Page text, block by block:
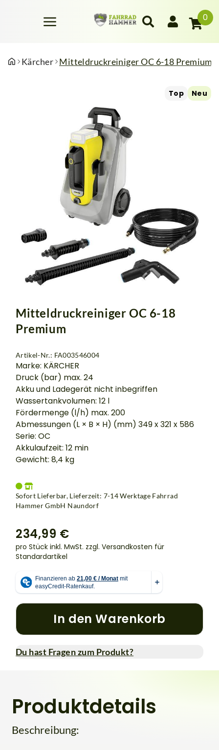
0
Kärcher Mitteldruckreiniger OC 6-18 Premium
Top Neu
Mitteldruckreiniger OC 6-18
Premium
Artikel-Nr.: FA003546004
Marke: KÄRCHER
Druck (bar) max. 24
Akku und Ladegerät nicht inbegriffen
Wassertankvolumen: 12 l
Fördermenge (l/h) max. 200
Abmessungen (L × B × H) (mm) 349 x 321 x 586
Serie: OC
Akkulaufzeit: 12 min
Gewicht: 8,4 kg
Sofort Lieferbar, Lieferzeit: 7-14 Werktage Fahrrad
Hammer GmbH Naundorf
234,99 €
pro Stück inkl. MwSt. zzgl. Versandkosten für
Standardartikel
In den Warenkorb
Du hast Fragen zum Produkt?
Produktdetails
Beschreibung: